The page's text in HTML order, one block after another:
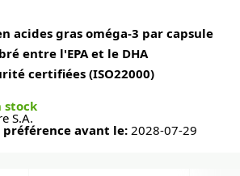
acides gras oméga-3 par capsule
entre l'EPA et le DHA
certifiées (ISO22000)
stock
S.A.
préférence avant le: 2028-07-29